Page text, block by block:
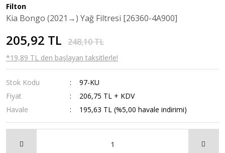
Filton
Kia Bongo (2021→) Yağ Filtresi [26360-4A900]
205,92 TL 248,10 TL
*19,89 TL den başlayan taksitlerle!
Stok Kodu
97-KU
Fiyat
206,75 TL + KDV
Havale
195,63 TL (%5,00 havale indirimi)